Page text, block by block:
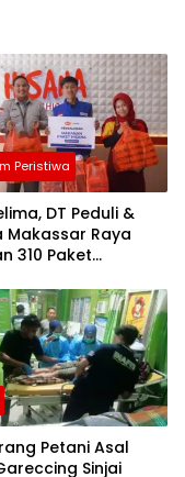
Peristiwa
DT Peduli &
Makassar Raya
310 Paket
Tallo
Petani Asal
Sinjai